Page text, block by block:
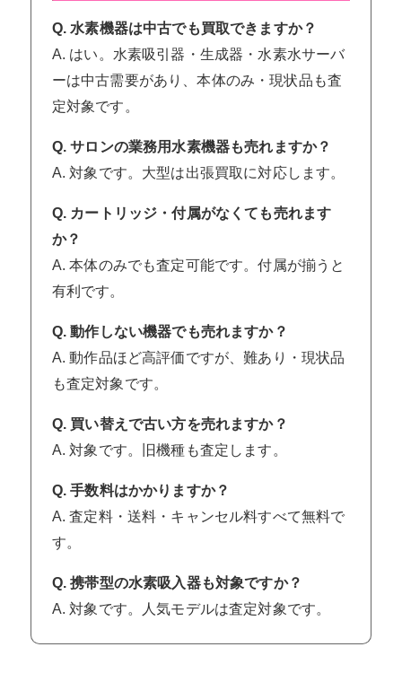
Q. 水素機器は中古でも買取できますか？
A. はい。水素吸引器・生成器・水素水サーバ
ーは中古需要があり、本体のみ・現状品も査
定対象です。
Q. サロンの業務用水素機器も売れますか？
A. 対象です。大型は出張買取に対応します。
Q. カートリッジ・付属がなくても売れます
か？
A. 本体のみでも査定可能です。付属が揃うと
有利です。
Q. 動作しない機器でも売れますか？
A. 動作品ほど高評価ですが、難あり・現状品
も査定対象です。
Q. 買い替えで古い方を売れますか？
A. 対象です。旧機種も査定します。
Q. 手数料はかかりますか？
A. 査定料・送料・キャンセル料すべて無料で
す。
Q. 携帯型の水素吸入器も対象ですか？
A. 対象です。人気モデルは査定対象です。